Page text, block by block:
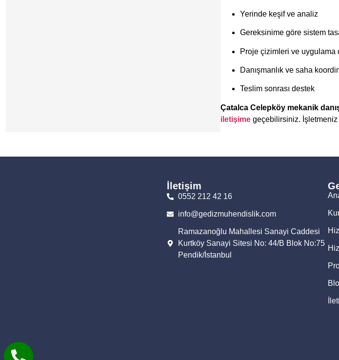
Yerinde keşif ve analiz
Gereksinime göre sistem
Proje çizimleri ve uygulama
Danışmanlık ve saha
Teslim sonrası destek
Çatalca Celepköy mekanik
iletişimegeçebilirsiniz. İşletmeniz
İletişim
0552 212 42 16
info@gedizmuhendislik.com
Ramazanoğlu Mahallesi Sanayi Caddesi
Kurtköy Sanayi Sitesi No: 44/B Blok No:75
Pendik/İstanbul